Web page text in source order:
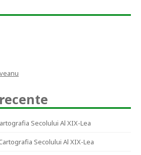
Secolului Al XIX-Lea
Secolului Al XIX-Lea